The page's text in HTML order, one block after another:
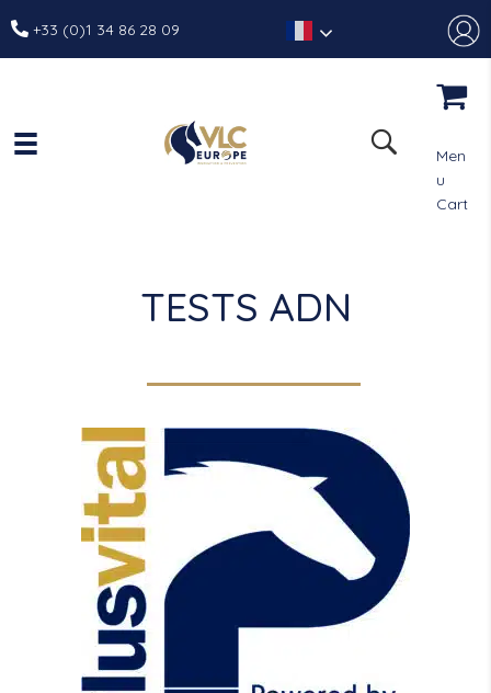
+33 (0)1 34 86 28 09
Men
u
Cart
TESTS ADN